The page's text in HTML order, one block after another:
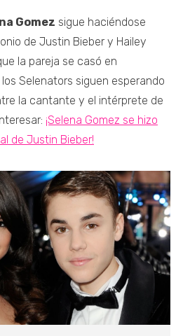
Gomez sigue haciéndose
de Justin Bieber y Hailey
la pareja se casó en
Selenators siguen esperando
la cantante y el intérprete de
¡Selena Gomez se hizo
de Justin Bieber!